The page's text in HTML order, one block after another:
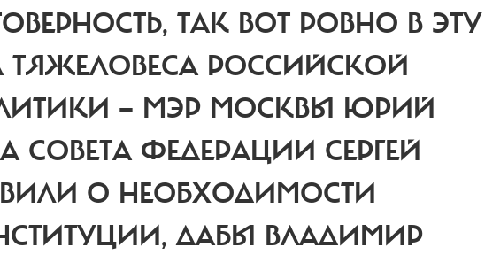
ТАК ВОТ РОВНО В ЭТУ
РОССИЙСКОЙ
— МЭР МОСКВЫ ЮРИЙ
СОВЕТА ФЕДЕРАЦИИ СЕРГЕЙ
О НЕОБХОДИМОСТИ
ДАБЫ ВЛАДИМИР